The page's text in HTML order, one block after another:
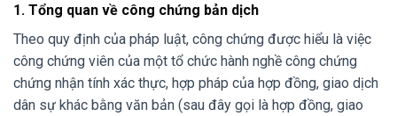
1. Tổng quan về công chứng bản dịch
Theo quy định của pháp luật, công chứng được hiểu là việc
công chứng viên của một tổ chức hành nghề công chứng
chứng nhận tính xác thực, hợp pháp của hợp đồng, giao dịch
dân sự khác bằng văn bản (sau đây gọi là hợp đồng, giao